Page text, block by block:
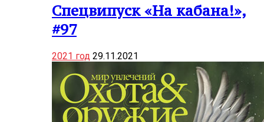
Спецвипуск «На кабана!»,
#97
2021 год 29.11.2021